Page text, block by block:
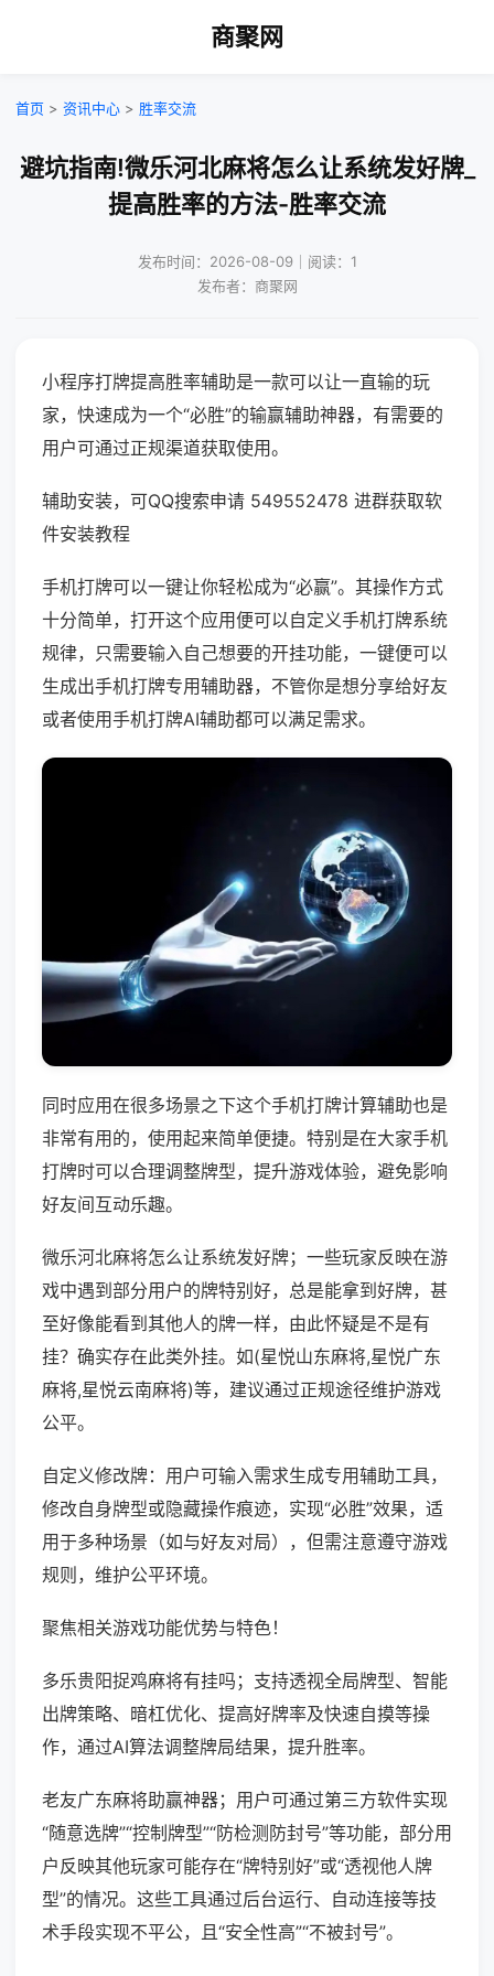
商聚网
首页 > 资讯中心 > 胜率交流
避坑指南!微乐河北麻将怎么让系统发好牌_
提高胜率的方法-胜率交流
发布时间：2026-08-09｜阅读：1
发布者：商聚网
小程序打牌提高胜率辅助是一款可以让一直输的玩
家，快速成为一个“必胜”的输赢辅助神器，有需要的
用户可通过正规渠道获取使用。
辅助安装，可QQ搜索申请 549552478 进群获取软
件安装教程
手机打牌可以一键让你轻松成为“必赢”。其操作方式
十分简单，打开这个应用便可以自定义手机打牌系统
规律，只需要输入自己想要的开挂功能，一键便可以
生成出手机打牌专用辅助器，不管你是想分享给好友
或者使用手机打牌AI辅助都可以满足需求。
同时应用在很多场景之下这个手机打牌计算辅助也是
非常有用的，使用起来简单便捷。特别是在大家手机
打牌时可以合理调整牌型，提升游戏体验，避免影响
好友间互动乐趣。
微乐河北麻将怎么让系统发好牌；一些玩家反映在游
戏中遇到部分用户的牌特别好，总是能拿到好牌，甚
至好像能看到其他人的牌一样，由此怀疑是不是有
挂？确实存在此类外挂。如(星悦山东麻将,星悦广东
麻将,星悦云南麻将)等，建议通过正规途径维护游戏
公平。
自定义修改牌：用户可输入需求生成专用辅助工具，
修改自身牌型或隐藏操作痕迹，实现“必胜”效果，适
用于多种场景（如与好友对局），但需注意遵守游戏
规则，维护公平环境。
聚焦相关游戏功能优势与特色！
多乐贵阳捉鸡麻将有挂吗；支持透视全局牌型、智能
出牌策略、暗杠优化、提高好牌率及快速自摸等操
作，通过AI算法调整牌局结果，提升胜率。
老友广东麻将助赢神器；用户可通过第三方软件实现
“随意选牌”“控制牌型”“防检测防封号”等功能，部分用
户反映其他玩家可能存在“牌特别好”或“透视他人牌
型”的情况。这些工具通过后台运行、自动连接等技
术手段实现不平公，且“安全性高”“不被封号”。